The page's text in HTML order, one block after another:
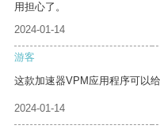
用担心了。
2024-01-14
游客
这款加速器VPM应用程序可以
2024-01-14